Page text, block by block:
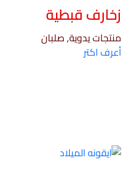
زخارف قبطية
منتجات يدوية, صلبان
أعرف اكتر